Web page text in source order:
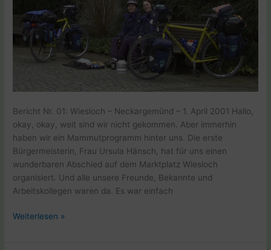
Bericht Nr. 01: Wiesloch – Neckargemünd – 1. April 2001 Hallo,
okay, okay, weit sind wir nicht gekommen. Aber immerhin
haben wir ein Mammutprogramm hinter uns. Die erste
Bürgermeisterin, Frau Ursula Hänsch, hat für uns einen
wunderbaren Abschied auf dem Marktplatz Wiesloch
organisiert. Und alle unsere Freunde, Bekannte und
Arbeitskollegen waren da. Es war einfach
Weltreise
Weiterlesen »